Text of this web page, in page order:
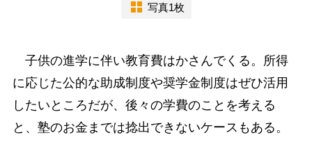
写真1枚
子供の進学に伴い教育費はかさんでくる。所得
に応じた公的な助成制度や奨学金制度はぜひ活用
したいところだが、後々の学費のことを考える
と、塾のお金までは捻出できないケースもある。